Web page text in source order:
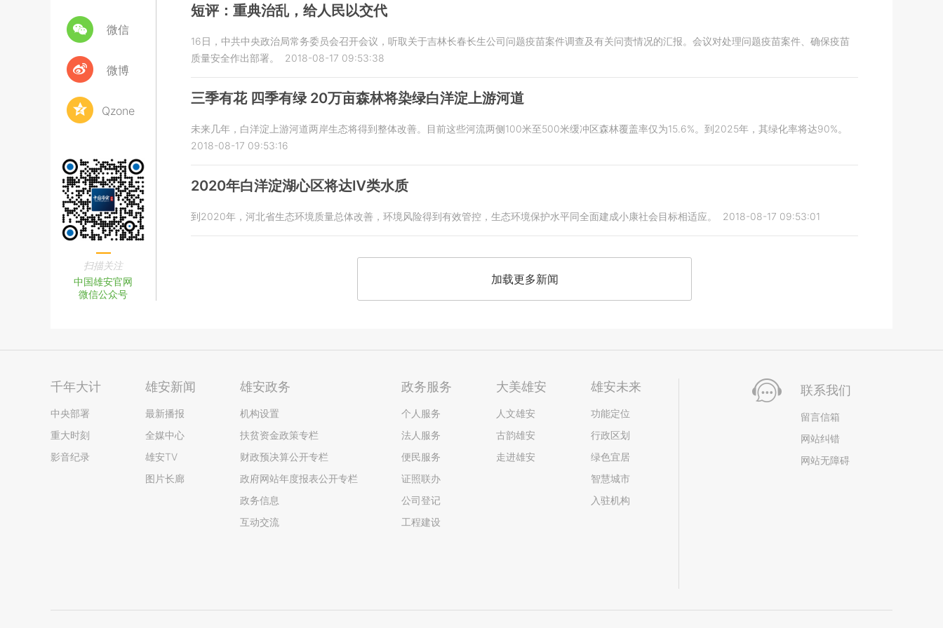
微信
微博
Qzone
扫描关注
中国雄安官网
微信公众号
短评：重典治乱，给人民以交代
16日，中共中央政治局常务委员会召开会议，听取关于吉林长春长生公司问题疫苗案件调查及有关问责情况的汇报。会议对处理问题疫苗案件、确保疫苗
质量安全作出部署。
2018-08-17 09:53:38
三季有花 四季有绿 20万亩森林将染绿白洋淀上游河道
未来几年，白洋淀上游河道两岸生态将得到整体改善。目前这些河流两侧100米至500米缓冲区森林覆盖率仅为15.6%。到2025年，其绿化率将达90%。
2018-08-17 09:53:16
2020年白洋淀湖心区将达Ⅳ类水质
到2020年，河北省生态环境质量总体改善，环境风险得到有效管控，生态环境保护水平同全面建成小康社会目标相适应。 2018-08-17 09:53:01
加载更多新闻
千年大计
中央部署
重大时刻
影音纪录
雄安新闻
最新播报
全媒中心
雄安TV
图片长廊
雄安政务
机构设置
扶贫资金政策专栏
财政预决算公开专栏
政府网站年度报表公开专栏
政务信息
互动交流
政务服务
个人服务
法人服务
便民服务
证照联办
公司登记
工程建设
大美雄安
人文雄安
古韵雄安
走进雄安
雄安未来
功能定位
行政区划
绿色宜居
智慧城市
入驻机构
联系我们
留言信箱
网站纠错
网站无障碍